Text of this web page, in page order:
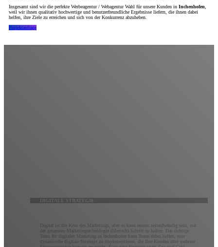
Insgesamt sind wir die perfekte Werbeagentur / Webagentur Wahl für unsere Kunden in Inchenhofen
weil wir ihnen qualitativ hochwertige und benutzerfreundliche Ergebnisse liefern, die ihnen dabei
helfen, ihre Ziele zu erreichen und sich von der Konkurrenz abzuheben.
Projektanfrage
DIGITALE STRATEGIE
Digital ist der Kern des Marketings, aber es kann enorm zeitaufwändig sein, mit
der gesamten Marketingtechnologie (Martech) Schritt zu halten. Das richtige
Team für digitales Marketing in Inchenhofen kann Ihnen dabei helfen, eine
dynamische digitale Strategie zu implementieren, die Ihre Kunden über mehrere